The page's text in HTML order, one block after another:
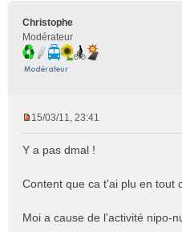
n
l
u
Christophe
Modérateur
s
a
e
15/03/11, 23:41
Y a pas dmal !
Content que ca t'ai plu en tout
Moi a cause de l'activité nipo-